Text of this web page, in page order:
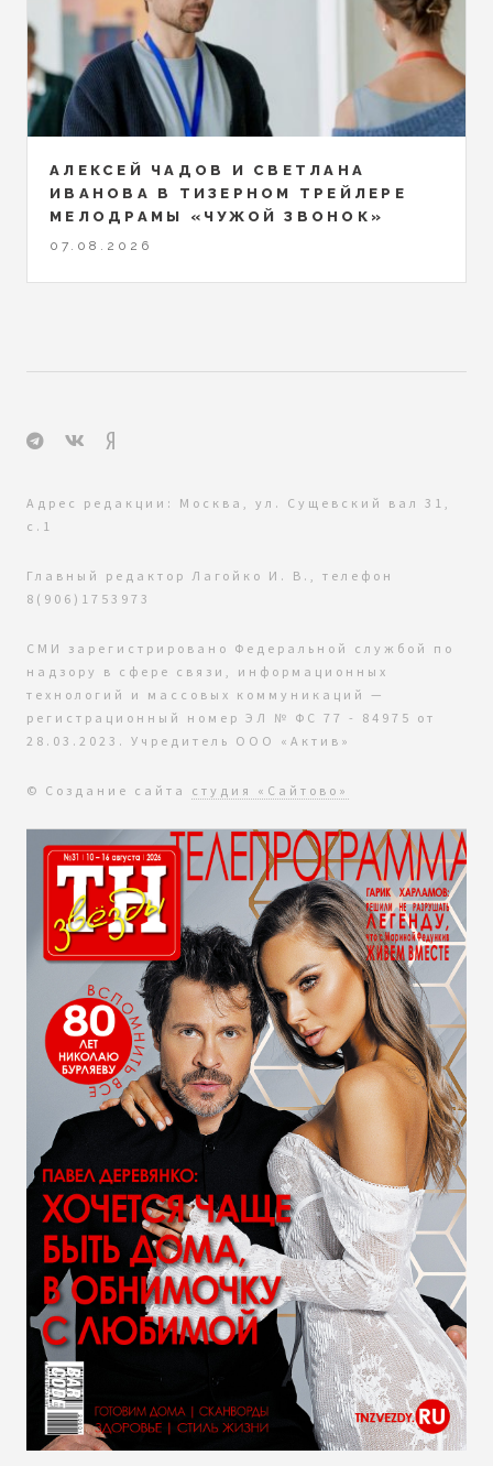
АЛЕКСЕЙ ЧАДОВ И СВЕТЛАНА
ИВАНОВА В ТИЗЕРНОМ ТРЕЙЛЕРЕ
МЕЛОДРАМЫ «ЧУЖОЙ ЗВОНОК»
07.08.2026
Адрес редакции: Москва, ул. Сущевский вал 31,
с.1
Главный редактор Лагойко И. В., телефон
8(906)1753973
СМИ зарегистрировано Федеральной службой по
надзору в сфере связи, информационных
технологий и массовых коммуникаций —
регистрационный номер ЭЛ № ФС 77 - 84975 от
28.03.2023. Учредитель ООО «Актив»
© Создание сайта студия «Сайтово»